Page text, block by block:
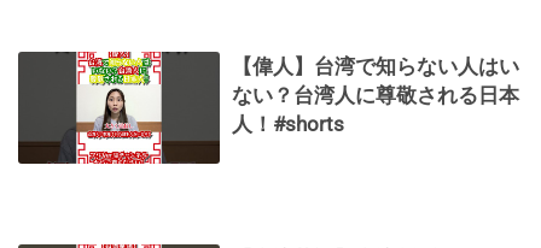
【偉人】台湾で知らない人はい
ない？台湾人に尊敬される日本
人！#shorts